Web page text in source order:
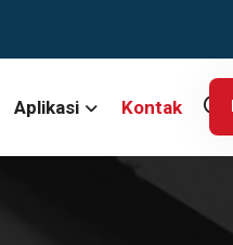
Aplikasi Kontak